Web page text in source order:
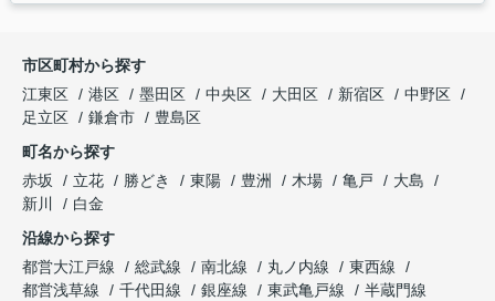
市区町村から探す
江東区
港区 墨田区 中央区 大田区 新宿区
中野区
足立区
鎌倉市
豊島区
町名から探す
赤坂
立花 勝どき 東陽 豊洲 木場 亀戸
大島
新川
白金
沿線から探す
都営大江戸線
総武線 南北線 丸ノ内線
東西線
都営浅草線
千代田線 銀座線 東武亀戸線
半蔵門線